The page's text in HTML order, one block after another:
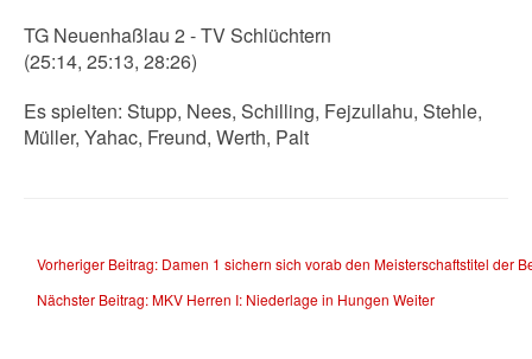
TG Neuenhaßlau 2 - TV Schlüchtern
(25:14, 25:13, 28:26)
Es spielten: Stupp, Nees, Schilling, Fejzullahu, Stehle,
Müller, Yahac, Freund, Werth, Palt
Vorheriger Beitrag: Damen 1 sichern sich vorab den Meisterschaftstitel der
Nächster Beitrag: MKV Herren I: Niederlage in Hungen Weiter